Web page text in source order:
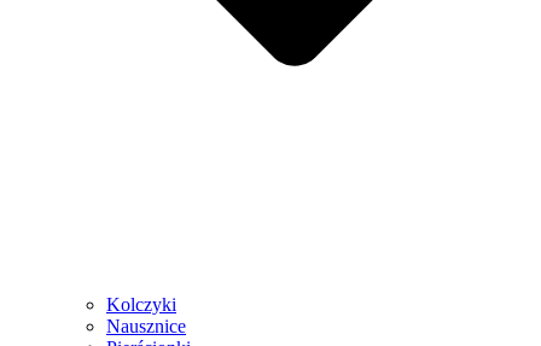
Kolczyki
Nausznice